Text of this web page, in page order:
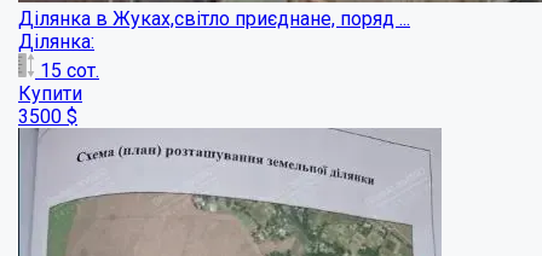
Створіть свій ідеальний дім....
Ділянка:
10
сот.
Купити